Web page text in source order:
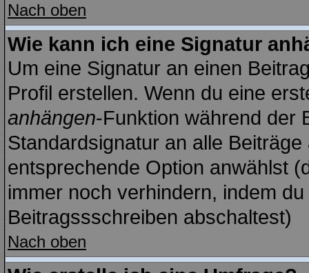
Nach oben
Wie kann ich eine Signatur
Um eine Signatur an einen
Profil erstellen. Wenn du eine
anhängen-Funktion während der
Standardsignatur an alle
entsprechende Option anwählst
immer noch verhindern, indem
Beitragssschreiben abschaltest)
Nach oben